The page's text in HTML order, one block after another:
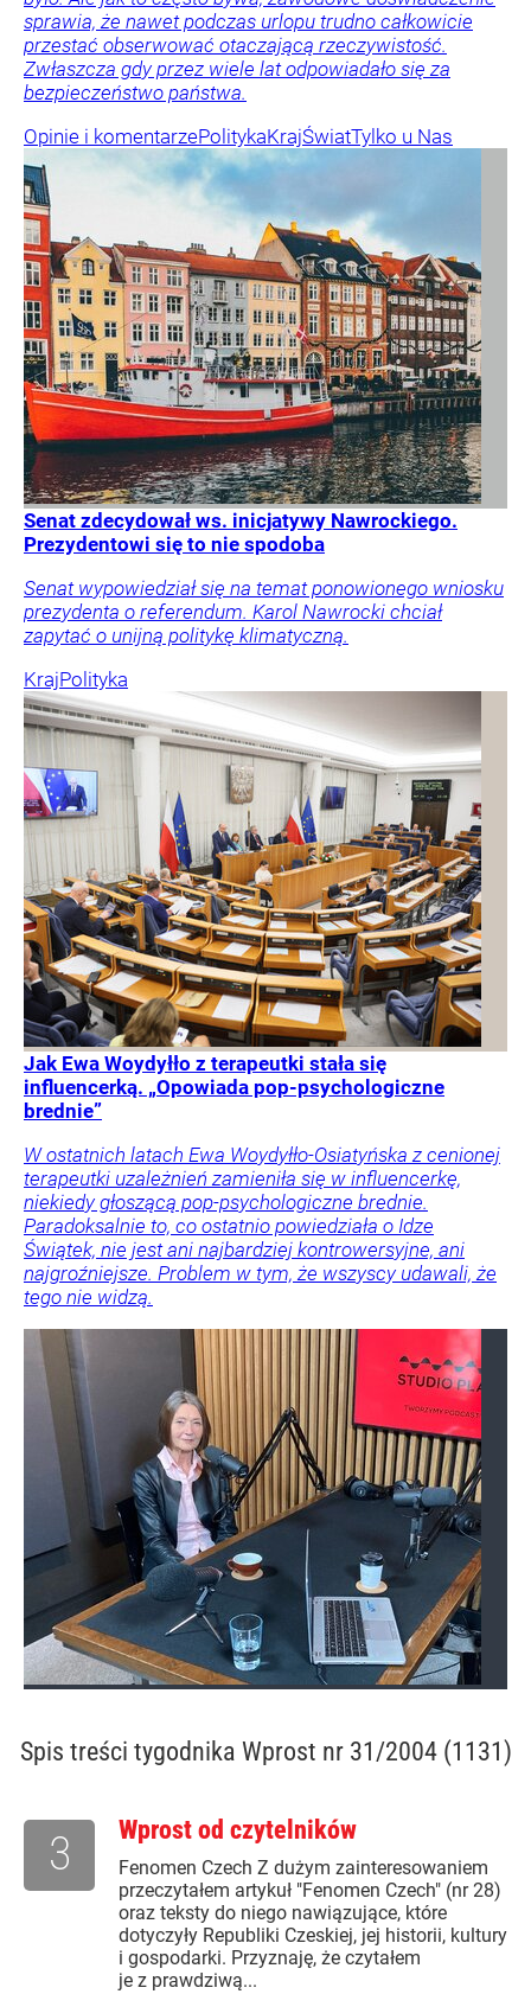
sprawia, że nawet podczas urlopu trudno całkowicie
przestać obserwować otaczającą rzeczywistość.
Zwłaszcza gdy przez wiele lat odpowiadało się za
bezpieczeństwo państwa.
Opinie i komentarzePolitykaKrajŚwiatTylko u Nas
Senat zdecydował ws. inicjatywy Nawrockiego.
Prezydentowi się to nie spodoba
Senat wypowiedział się na temat ponowionego wniosku
prezydenta o referendum. Karol Nawrocki chciał
zapytać o unijną politykę klimatyczną.
KrajPolityka
Jak Ewa Woydyłło z terapeutki stała się
influencerką. „Opowiada pop-psychologiczne
brednie”
W ostatnich latach Ewa Woydyłło-Osiatyńska z cenionej
terapeutki uzależnień zamieniła się w influencerkę,
niekiedy głoszącą pop-psychologiczne brednie.
Paradoksalnie to, co ostatnio powiedziała o Idze
Świątek, nie jest ani najbardziej kontrowersyjne, ani
najgroźniejsze. Problem w tym, że wszyscy udawali, że
tego nie widzą.
Spis treści tygodnika Wprost nr 31/2004 (1131)
Wprost od czytelników
Fenomen Czech Z dużym zainteresowaniem
przeczytałem artykuł "Fenomen Czech" (nr 28)
oraz teksty do niego nawiązujące, które
dotyczyły Republiki Czeskiej, jej historii, kultury
i gospodarki. Przyznaję, że czytałem
je z prawdziwą...
3